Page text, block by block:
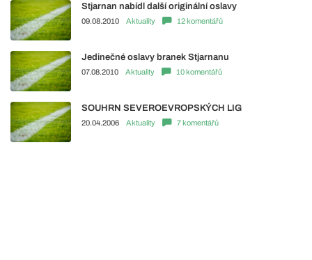
Stjarnan nabídl další originální oslavy
09.08.2010 Aktuality 12 komentářů
Jedinečné oslavy branek Stjarnanu
07.08.2010 Aktuality 10 komentářů
SOUHRN SEVEROEVROPSKÝCH LIG
20.04.2006 Aktuality 7 komentářů